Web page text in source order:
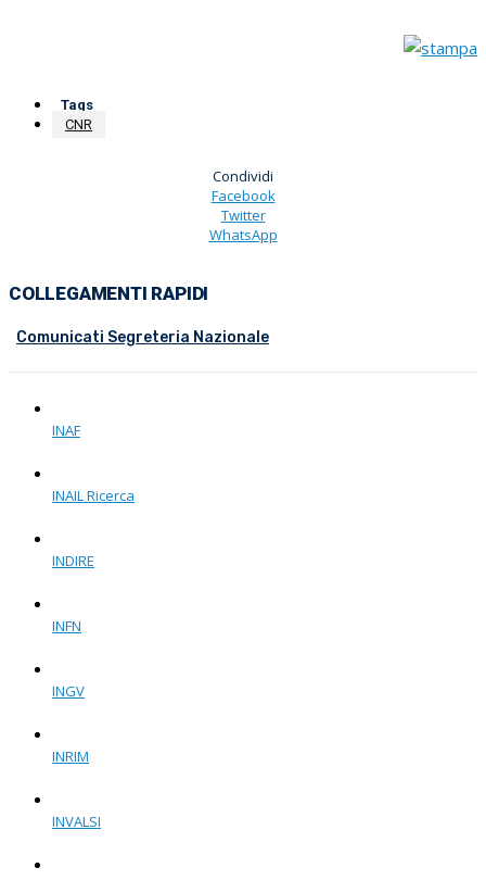
Tags
CNR
Condividi
Facebook
Twitter
WhatsApp
COLLEGAMENTI RAPIDI
Comunicati Segreteria Nazionale
INAF
INAIL Ricerca
INDIRE
INFN
INGV
INRIM
INVALSI